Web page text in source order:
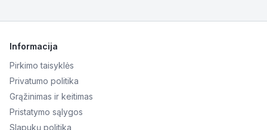
Informacija
Pirkimo taisyklės
Privatumo politika
Grąžinimas ir keitimas
Pristatymo sąlygos
Slapukų politika